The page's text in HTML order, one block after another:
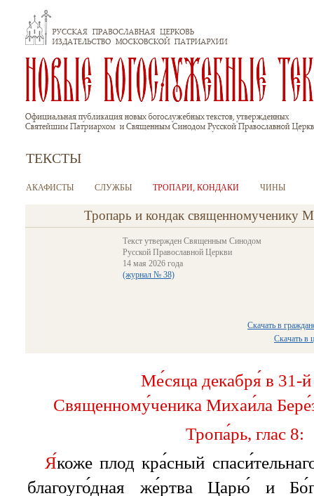
ТЕКСТЫ
АКАФИСТЫ СЛУЖБЫ ТРОПАРИ, КОНДАКИ ЧИНЫ
Тропарь и кондак священномученику
Текст утвержден Священным Синодом
Русской Православной Церкви
14 мая 2026 года
(журнал № 38)
Скачать в
Скачать в
Ме́сяца декабря́ в 31-й
Священному́ченика Михаи́ла
Тропа́рь, глас 8:
Я́коже плод кра́сный
благоуго́дная же́ртва Царю́ и